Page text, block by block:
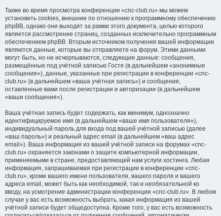
Также во время просмотра конференции «cnc-club.ru» мы можем
установить cookies, внешние по отношению к программному обеспечению
phpBB, однако они выходят за рамки этого документа, целью которого
является рассмотрение страниц, созданных исключительно программным
обеспечением phpBB. Вторым источником получения вашей информации
являются данные, которые вы отправляете на форум. Этими данными
могут быть, но не исчерпываются, следующие данные: сообщения,
размещённые под учётной записью Гостя (в дальнейшем «анонимные
сообщения»), данные, указанные при регистрации в конференции «cnc-
club.ru» (в дальнейшем «ваша учётная запись») и сообщения,
оставленные вами после регистрации и авторизации (в дальнейшем
«ваши сообщения»).
Ваша учётная запись будет содержать, как минимум, однозначно
идентифицируемое имя (в дальнейшем «ваше имя пользователя»),
индивидуальный пароль для входа под вашей учётной записью (далее
«ваш пароль») и реальный адрес email (в дальнейшем «ваш адрес
email»). Ваша информация из вашей учётной записи на форумах «cnc-
club.ru» охраняется законами о защите компьютерной информации,
применяемыми в стране, предоставляющей нам услуги хостинга. Любая
информация, запрашиваемая при регистрации в конференции «cnc-
club.ru», кроме вашего имени пользователя, вашего пароля и вашего
адреса email, может быть как необходимой, так и необязательной ко
вводу, на усмотрение администрации конференции «cnc-club.ru». В любом
случае у вас есть возможность выбрать, какая информация из вашей
учётной записи будет общедоступна. Кроме того, у вас есть возможность